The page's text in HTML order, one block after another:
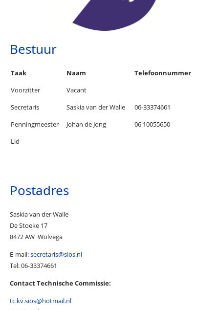
Bestuur
Taak Naam
Telefoonnummer
Voorzitter
Vacant
Secretaris
Saskia van der Walle
06-33374661
Penningmeester
Johan de Jong
06 10055650
Lid
Postadres
Saskia van der Walle
De Stoeke 17
8472 AW Wolvega
E-mail:secretaris@sios.nl
Tel: 06-33374661
Contact Technische Commissie:
tc.kv.sios@hotmail.nl